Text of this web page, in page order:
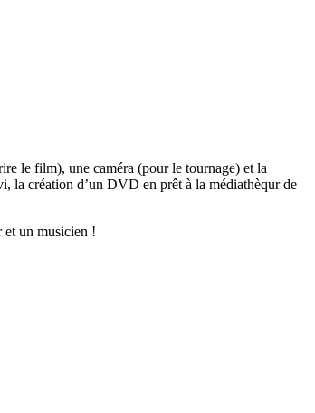
le film), une caméra (pour le tournage) et la
la création d’un DVD en prêt à la médiathèqur de
et un musicien !